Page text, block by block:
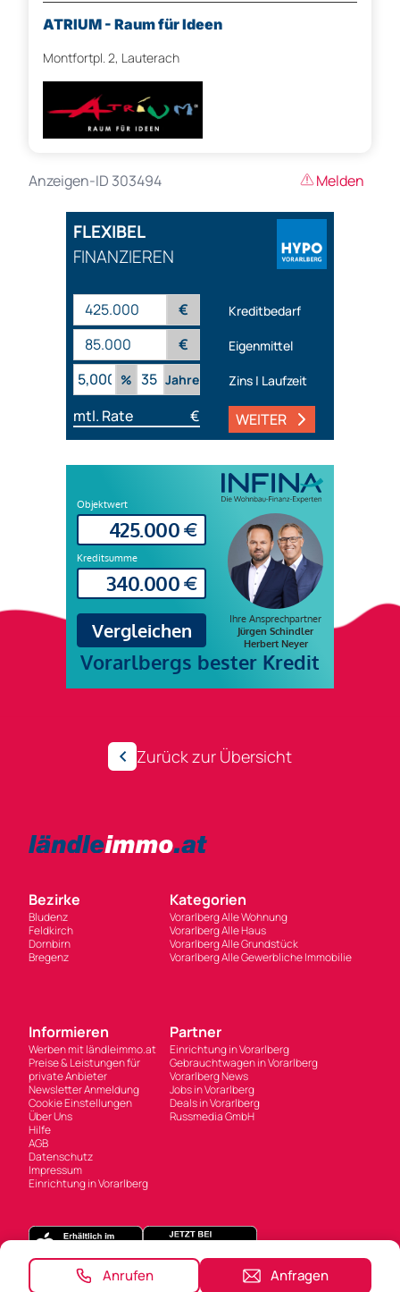
ATRIUM - Raum für Ideen
Montfortpl. 2, Lauterach
Anzeigen-ID 303494 Melden
FLEXIBEL
FINANZIEREN
€ Kreditbedarf
€
Eigenmittel
%
Jahre Zins | Laufzeit
mtl. Rate € WEITER
Zurück zur Übersicht
Anrufen Anfragen
Bezirke
Bludenz
Feldkirch
Dornbirn
Bregenz
Kategorien
Vorarlberg Alle Wohnung
Vorarlberg Alle Haus
Vorarlberg Alle Grundstück
Vorarlberg Alle Gewerbliche Immobilie
Informieren
Werben mit ländleimmo.at
Preise & Leistungen für
private Anbieter
Newsletter Anmeldung
Cookie Einstellungen
Über Uns
Hilfe
AGB
Datenschutz
Impressum
Einrichtung in Vorarlberg
Partner
Einrichtung in Vorarlberg
Gebrauchtwagen in Vorarlberg
Vorarlberg News
Jobs in Vorarlberg
Deals in Vorarlberg
Russmedia GmbH